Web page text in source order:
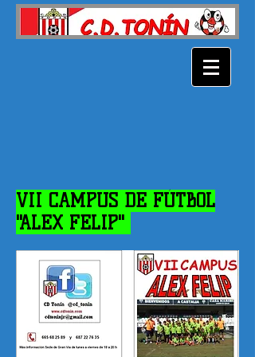
VII CAMPUS DE FÚTBOL
"ALEX FELIP"